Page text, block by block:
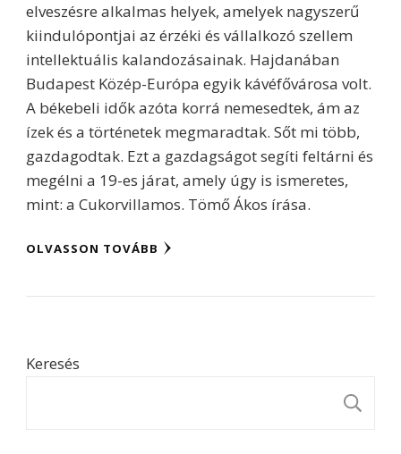
elveszésre alkalmas helyek, amelyek nagyszerű
kiindulópontjai az érzéki és vállalkozó szellem
intellektuális kalandozásainak. Hajdanában
Budapest Közép-Európa egyik kávéfővárosa volt.
A békebeli idők azóta korrá nemesedtek, ám az
ízek és a történetek megmaradtak. Sőt mi több,
gazdagodtak. Ezt a gazdagságot segíti feltárni és
megélni a 19-es járat, amely úgy is ismeretes,
mint: a Cukorvillamos. Tömő Ákos írása.
OLVASSON TOVÁBB
Keresés